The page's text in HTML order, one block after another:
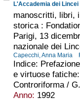
L'Accademia dei
manoscritti, libri,
storica :
Parigi, 13
nazionale dei
Capecchi, Anna Maria
Indice:
e virtuose
Controriforma /
Anno: 1992